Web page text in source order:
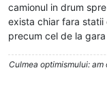
camionul in drum
exista chiar fara
precum cel de la
Culmea optimismului: